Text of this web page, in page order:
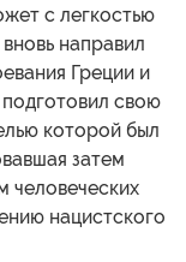
с легкостью
направил
Греции и
свою
которой был
затем
человеческих
нацистского